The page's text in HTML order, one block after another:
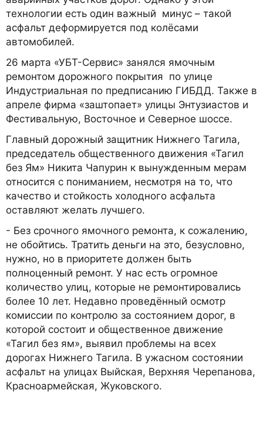
технологии есть один важный минус – такой
асфальт деформируется под колёсами
автомобилей.
26 марта «УБТ-Сервис» занялся ямочным
ремонтом дорожного покрытия по улице
Индустриальная по предписанию ГИБДД. Также в
апреле фирма «заштопает» улицы Энтузиастов и
Фестивальную, Восточное и Северное шоссе.
Главный дорожный защитник Нижнего Тагила,
председатель общественного движения «Тагил
без Ям» Никита Чапурин к вынужденным мерам
относится с пониманием, несмотря на то, что
качество и стойкость холодного асфальта
оставляют желать лучшего.
- Без срочного ямочного ремонта, к сожалению,
не обойтись. Тратить деньги на это, безусловно,
нужно, но в приоритете должен быть
полноценный ремонт. У нас есть огромное
количество улиц, которые не ремонтировались
более 10 лет. Недавно проведённый осмотр
комиссии по контролю за состоянием дорог, в
которой состоит и общественное движение
«Тагил без ям», выявил проблемы на всех
дорогах Нижнего Тагила. В ужасном состоянии
асфальт на улицах Выйская, Верхняя Черепанова,
Красноармейская, Жуковского.